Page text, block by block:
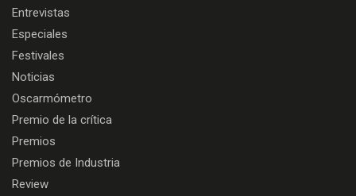
Entrevistas
Especiales
Festivales
Noticias
Oscarmómetro
Premio de la crítica
Premios
Premios de Industria
Review